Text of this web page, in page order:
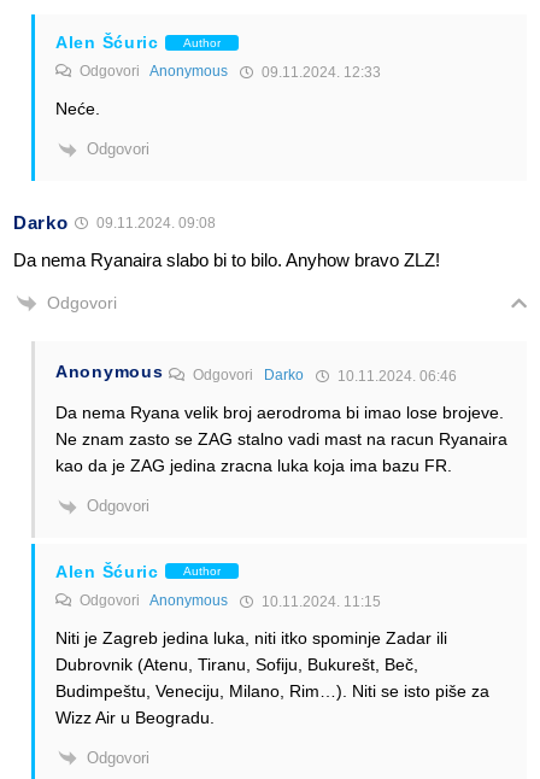
Alen Šćuric Author
Odgovori Anonymous 09.11.2024. 12:33
Neće.
Odgovori
Darko 09.11.2024. 09:08
Da nema Ryanaira slabo bi to bilo. Anyhow bravo ZLZ!
Odgovori
Anonymous Odgovori Darko 10.11.2024. 06:46
Da nema Ryana velik broj aerodroma bi imao lose brojeve.
Ne znam zasto se ZAG stalno vadi mast na racun Ryanaira
kao da je ZAG jedina zracna luka koja ima bazu FR.
Odgovori
Alen Šćuric Author
Odgovori Anonymous 10.11.2024. 11:15
Niti je Zagreb jedina luka, niti itko spominje Zadar ili
Dubrovnik (Atenu, Tiranu, Sofiju, Bukurešt, Beč,
Budimpeštu, Veneciju, Milano, Rim…). Niti se isto piše za
Wizz Air u Beogradu.
Odgovori